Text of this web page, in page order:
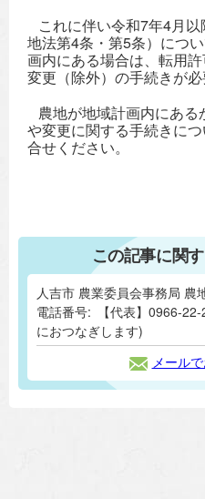
これに伴い令和7年4月
地法第4条・第5条）につ
画内にある場合は、転用
変更（除外）の手続きが必
農地が地域計画内にあ
や変更に関する手続きに
合せください。
この記事に関
人吉市 農業委員会事務局 農
電話番号:
【代表】0966-
におつなぎします)
メール